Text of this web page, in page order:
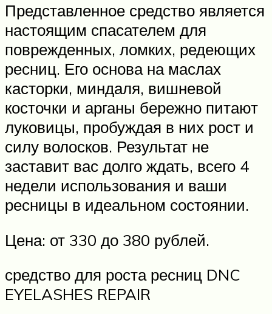
Представленное средство является
настоящим спасателем для
поврежденных, ломких, редеющих
ресниц. Его основа на маслах
касторки, миндаля, вишневой
косточки и арганы бережно питают
луковицы, пробуждая в них рост и
силу волосков. Результат не
заставит вас долго ждать, всего 4
недели использования и ваши
ресницы в идеальном состоянии.
Цена: от 330 до 380 рублей.
средство для роста ресниц DNC
EYELASHES REPAIR